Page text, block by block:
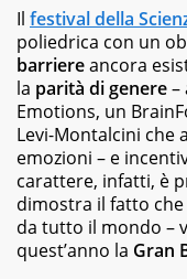
Il festival della
poliedrica con un
barriereancora
la parità di genere–
Emotions, un
Levi-Montalcini che
emozioni – e
carattere, infatti, è
dimostra il fatto
da tutto il mondo –
quest’anno la Gran